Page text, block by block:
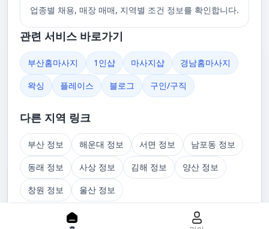
업종별 채용, 매장 매매, 지역별 조건 정보를 확인합니다.
관련 서비스 바로가기
부산홈마사지 1인샵 마사지샵
경남홈마사지
왁싱
플레이스 블로그 구인/구직
다른 지역 링크
부산 정보 해운대 정보 서면 정보
남포동 정보
동래 정보
사상 정보 김해 정보
양산 정보
창원 정보
울산 정보